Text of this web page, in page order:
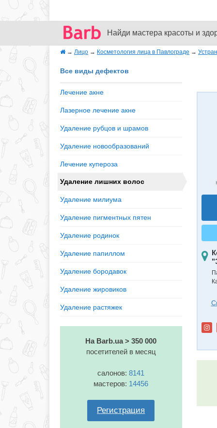
Найди мастера красоты и
→ Лицо → Косметология лица в Павлограде →
Все виды дефектов
Лечение акне
Лазерное лечение акне
Удаление рубцов и шрамов
Удаление новообразований
Лечение купероза
Удаление лишних волос
Удаление милиума
Удаление пигментных пятен
Удаление родинок
Удаление папиллом
Удаление бородавок
Удаление жировиков
Удаление растяжек
На Barb.ua > 350 000
посетителей в месяц
салонов:8141
мастеров: 14456
Регистрация